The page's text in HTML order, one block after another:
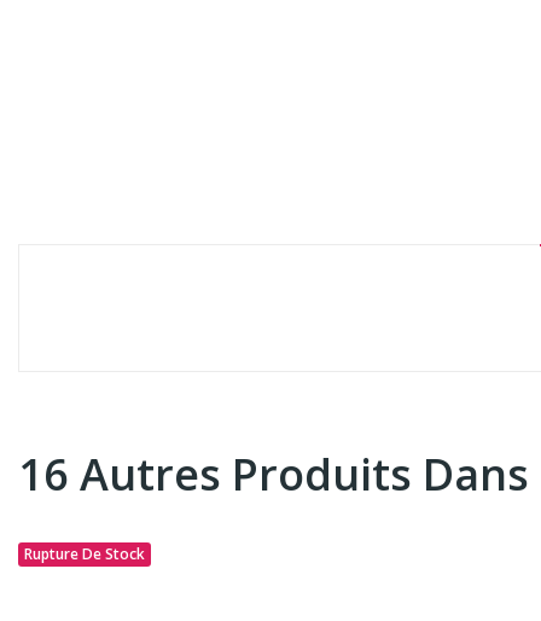
16 Autres Produits
Rupture De Stock